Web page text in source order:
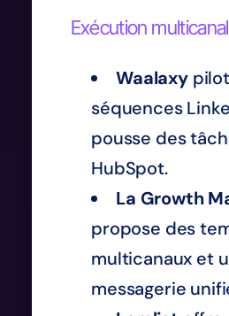
Exécution
Waalaxy
séquences
pousse des
HubSpot.
La Growth
propose des
multicanaux et
messagerie